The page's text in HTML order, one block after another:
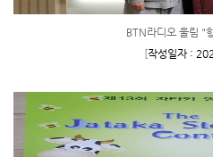
BTN라디오 울림 "
[작성일자 :